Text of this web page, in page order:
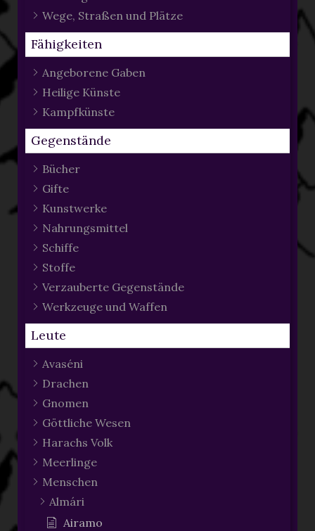
Wege, Straßen und Plätze
Fähigkeiten
Angeborene Gaben
Heilige Künste
Kampfkünste
Gegenstände
Bücher
Gifte
Kunstwerke
Nahrungsmittel
Schiffe
Stoffe
Verzauberte Gegenstände
Werkzeuge und Waffen
Leute
Avaséni
Drachen
Gnomen
Göttliche Wesen
Harachs Volk
Meerlinge
Menschen
Almári
Airamo